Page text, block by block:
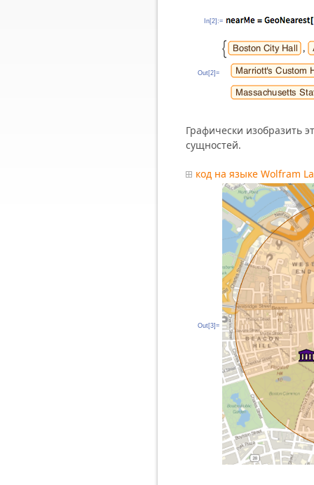
In[2]:=
Out[2]=
Графически изобразить
сущностей.
код на языке Wolfram
Out[3]=